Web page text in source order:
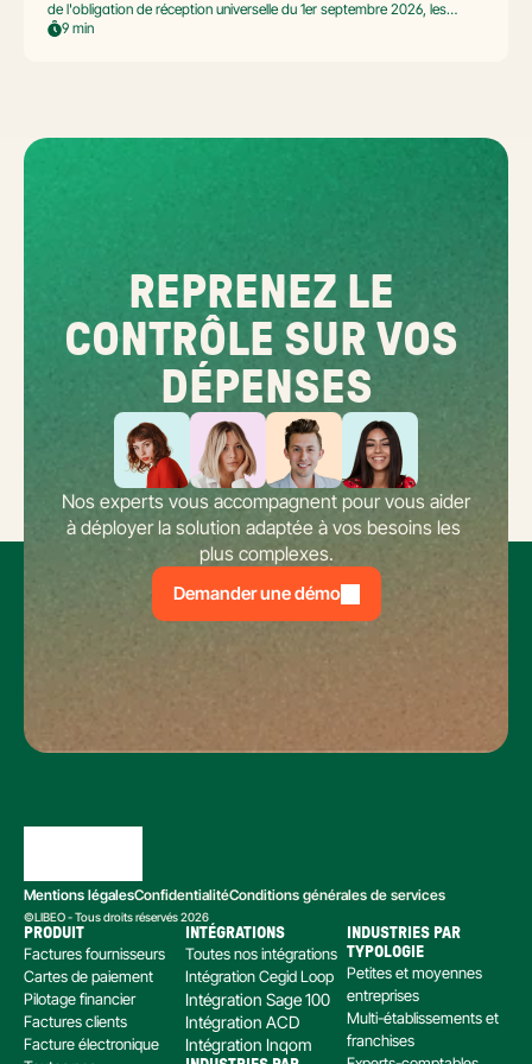
de l'obligation de réception universelle du 1er septembre 2026, les
commerçants multi-établissement ont un défi spécifique. Ce guide
9 min
REPRENEZ LE
CONTRÔLE SUR VOS
DÉPENSES
Nos experts vous accompagnent pour vous aider
à déployer la solution adaptée à vos besoins les
plus complexes.
Demander une démo
Mentions légalesConfidentialitéConditions générales de services
©LIBEO - Tous droits réservés 2026
PRODUIT
Factures fournisseurs
Cartes de paiement
Pilotage financier
Factures clients
Facture électronique
INTÉGRATIONS
Toutes nos intégrations
Intégration Cegid Loop
Intégration Sage 100
Intégration ACD
Intégration Inqom
INDUSTRIES PAR
TYPOLOGIE
Petites et moyennes
entreprises
Multi-établissements et
franchises